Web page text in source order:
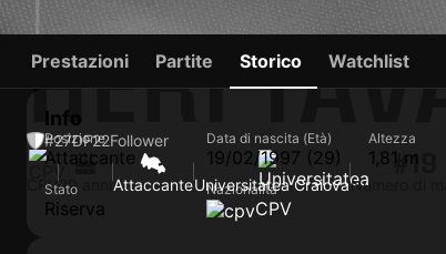
HERI
#27DF22Follower
CPV29 anni AttaccanteUniversitatea Craiova
#19
Numero di
Prestazioni Partite Storico Watchlist
Info
Posizione
Attaccante
Data di nascita (Età)
19/02/1997 (29)
Altezza
1,81 m
Stato
Riserva
Nazionalità
CPV